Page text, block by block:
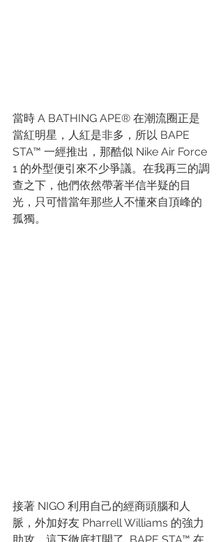
當時 A BATHING APE® 在潮流圈正是
當紅明星，人紅是非多，所以 BAPE
STA™ 一經推出，那酷似 Nike Air Force
1 的外型便引來不少爭議。在我再三的調
查之下，他們依然帶著半信半疑的目
光，只可惜當年那些人不懂來自頂峰的
孤獨。
接著 NIGO 利用自己的經商頭腦和人
脈，外加好友 Pharrell Williams 的強力